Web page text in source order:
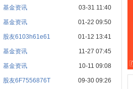
基金资讯 03-31 11:40
基金资讯 01-22 09:50
股友6103h61e61 01-12 13:41
基金资讯 11-27 07:45
基金资讯 10-11 09:08
股友6F7556876T 09-30 09:26